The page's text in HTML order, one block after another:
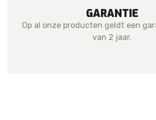
GARANTIE
Op al onze producten geldt een
van 2 jaar.